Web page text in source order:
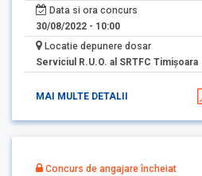
Data si ora concurs
30/08/2022 - 10:00
Locatie depunere dosar
Serviciul R.U.O. al SRTFC Timişoara
MAI MULTE DETALII
Concurs de angajare încheiat